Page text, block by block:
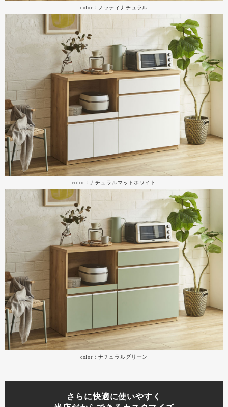
color：ノッティナチュラル
color：ナチュラルマットホワイト
color：ナチュラルグリーン
さらに快適に使いやすく